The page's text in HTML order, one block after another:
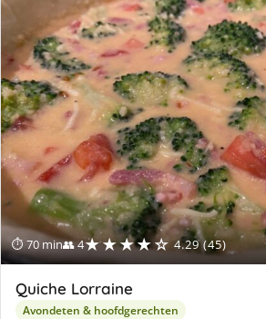
⏱ 70 min👥 4★★★★☆ 4.29 (45)
Quiche Lorraine
Avondeten & hoofdgerechten